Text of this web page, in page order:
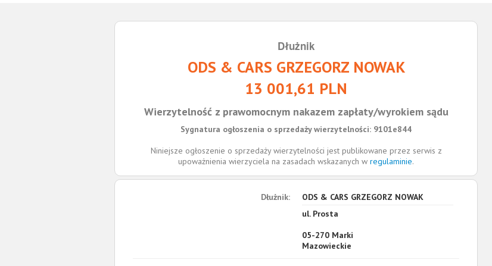
Dłużnik
ODS & CARS GRZEGORZ NOWAK
13 001,61 PLN
Wierzytelność z prawomocnym nakazem zapłaty/wyrokiem sądu
Sygnatura ogłoszenia o sprzedaży wierzytelności: 9101e844
Niniejsze ogłoszenie o sprzedaży wierzytelności jest publikowane przez serwis z
upoważnienia wierzyciela na zasadach wskazanych w regulaminie.
Dłużnik:
ODS & CARS GRZEGORZ NOWAK
ul. Prosta
05-270 Marki
Mazowieckie